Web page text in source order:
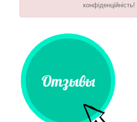
конфіденційність!